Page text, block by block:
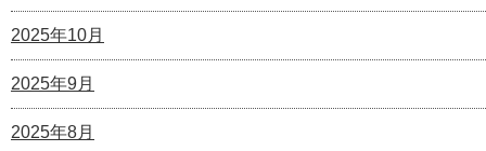
2025年10月
2025年9月
2025年8月